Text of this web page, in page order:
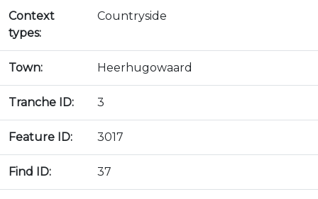
Context
types:
Countryside
Town: Heerhugowaard
Tranche ID: 3
Feature ID: 3017
Find ID: 37